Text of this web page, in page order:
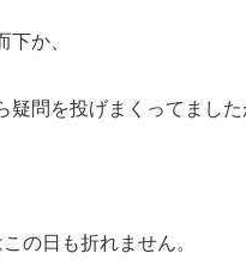
下か、
疑問を投げまくってました
の日も折れません。